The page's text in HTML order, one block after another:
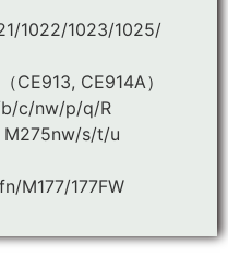
1022/1023/1025/
CE913, CE914A）
b/c/nw/p/q/R
M275nw/s/t/u
M177/177FW